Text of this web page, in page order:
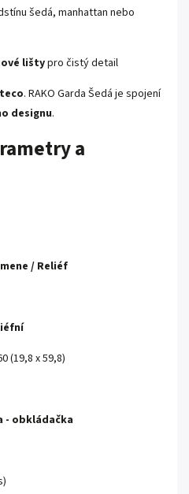
šedá, manhattan nebo
lištypro čistý detail
. RAKO Garda Šedá je spojení
designu.
a
/ Reliéf
(19,8 x 59,8)
- obkládačka